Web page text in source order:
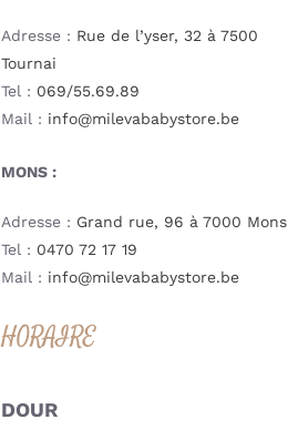
Adresse : Rue de l’yser, 32 à 7500
Tournai
Tel : 069/55.69.89
Mail : info@milevababystore.be
MONS :
Adresse : Grand rue, 96 à 7000 Mons
Tel : 0470 72 17 19
Mail : info@milevababystore.be
HORAIRE
DOUR